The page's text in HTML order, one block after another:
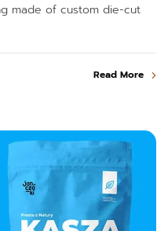
made of custom die-cut
Read More